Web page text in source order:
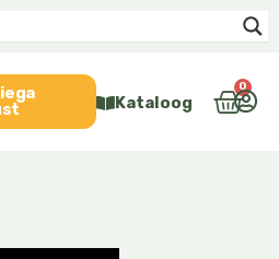
Kataloog
0
Cart